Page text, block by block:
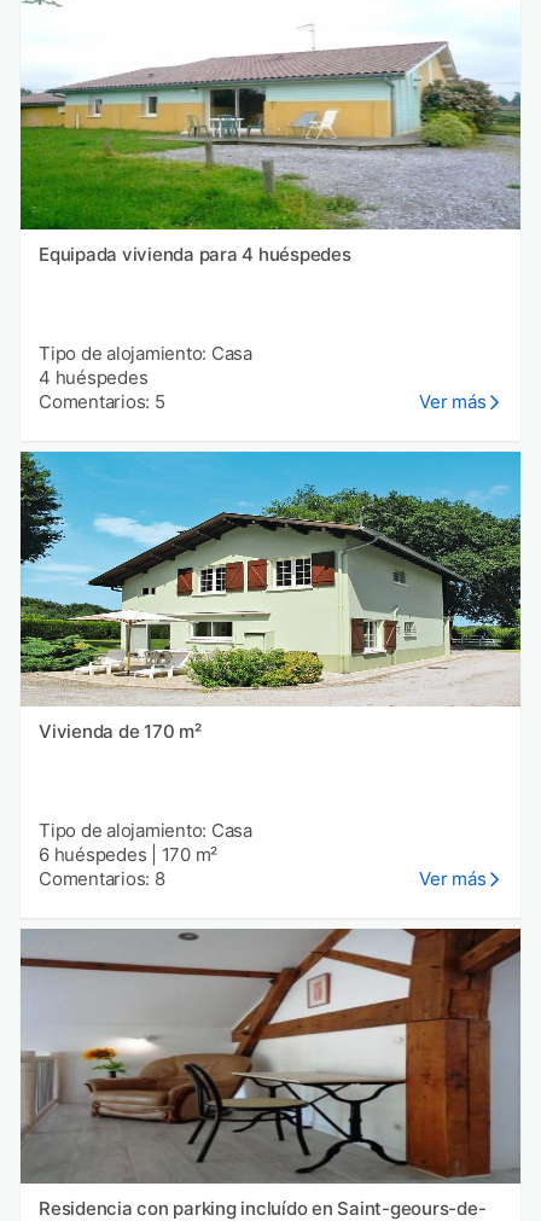
Equipada vivienda para 4 huéspedes
Tipo de alojamiento: Casa
4 huéspedes
Comentarios: 5
Ver más
Vivienda de 170 m²
Tipo de alojamiento: Casa
6 huéspedes
170 m²
Comentarios: 8
Ver más
Residencia con parking incluído en Saint-geours-de-